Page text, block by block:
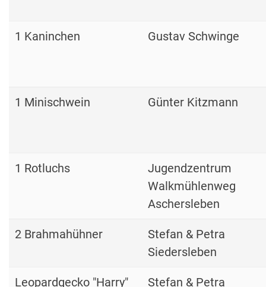
1 Kaninchen Gustav Schwinge
1 Minischwein Günter Kitzmann
1 Rotluchs
Jugendzentrum
Walkmühlenweg
Aschersleben
2 Brahmahühner
Stefan & Petra
Siedersleben
Leopardgecko "Harry" Stefan & Petra